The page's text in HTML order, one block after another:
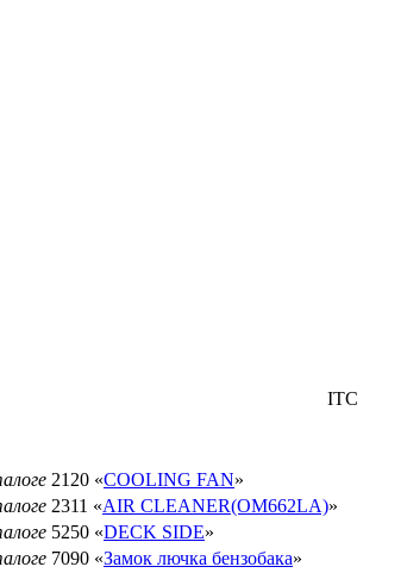
ITC
2120 «COOLING FAN»
2311 «AIR CLEANER(OM662LA)»
5250 «DECK SIDE»
7090 «Замок лючка бензобака»